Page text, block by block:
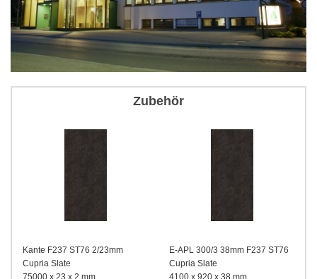
Zubehör
Kante F237 ST76 2/23mm
Cupria Slate
75000 x 23 x 2 mm
E-APL 300/3 38mm F237 ST76
Cupria Slate
4100 x 920 x 38 mm